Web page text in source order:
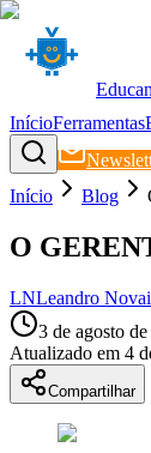
InícioFerramentas
Início
Blog
O
LNLeandro
3 de agosto
Atualizado em 4
Compartilhar